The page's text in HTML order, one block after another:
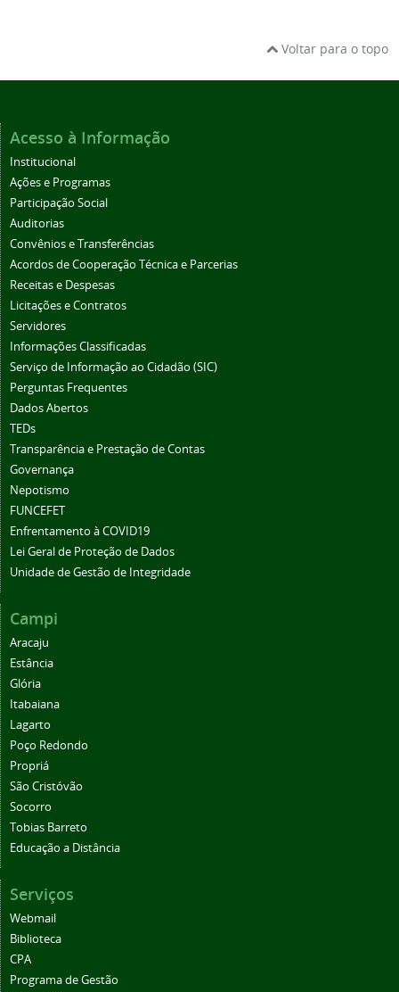
Voltar para o topo
Acesso à Informação
Institucional
Ações e Programas
Participação Social
Auditorias
Convênios e Transferências
Acordos de Cooperação Técnica e Parcerias
Receitas e Despesas
Licitações e Contratos
Servidores
Informações Classificadas
Serviço de Informação ao Cidadão (SIC)
Perguntas Frequentes
Dados Abertos
TEDs
Transparência e Prestação de Contas
Governança
Nepotismo
FUNCEFET
Enfrentamento à COVID19
Lei Geral de Proteção de Dados
Unidade de Gestão de Integridade
Campi
Aracaju
Estância
Glória
Itabaiana
Lagarto
Poço Redondo
Propriá
São Cristóvão
Socorro
Tobias Barreto
Educação a Distância
Serviços
Webmail
Biblioteca
CPA
Programa de Gestão